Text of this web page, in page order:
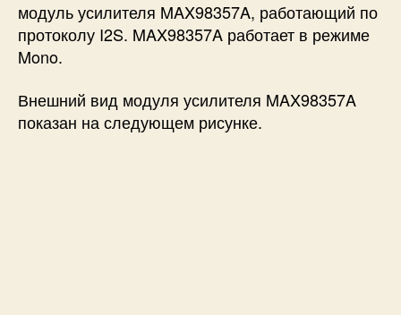
модуль усилителя MAX98357A, работающий по
протоколу I2S. MAX98357A работает в режиме
Mono.
Внешний вид модуля усилителя MAX98357A
показан на следующем рисунке.